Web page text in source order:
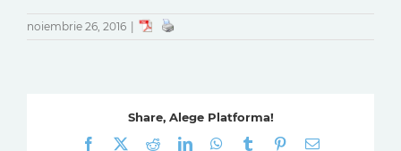
noiembrie 26, 2016
Share, Alege Platforma!
Facebook
RedditLinkedInWhatsApp
Tumblr Pinterest
E-